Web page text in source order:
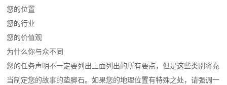
您的位置
您的行业
您的价值观
为什么你与众不同
您的任务声明不一定要列出上面列出的所有要点，但是这些类别将充
当制定您的故事的垫脚石。如果您的地理位置有特殊之处，请强调一